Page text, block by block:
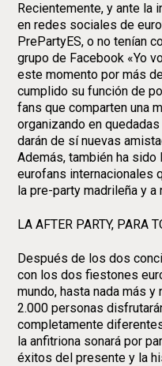
Recientemente, y ante la
en redes sociales de
PrePartyES, o no tenían
grupo de Facebook «Yo
este momento por más
cumplido su función de
fans que comparten una
organizando en
darán de sí nuevas
Además, también ha sido
eurofans internacionales
la pre-party madrileña y a
LA AFTER PARTY, PARA
Después de los dos
con los dos fiestones
mundo, hasta nada más
2.000 personas
completamente
la anfitriona sonará por
éxitos del presente y la